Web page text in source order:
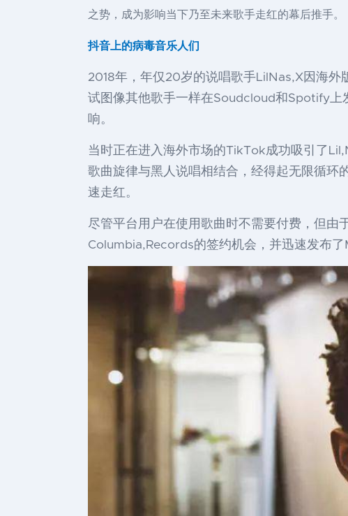
之势，成为影响当下乃至未来歌手走红的幕后推手。
抖音上的病毒音乐人们
2018年，年仅20岁的说唱歌手LilNas,X因海
试图像其他歌手一样在Soudcloud和Spotify上
响。
当时正在进入海外市场的TikTok成功吸引了
歌曲旋律与黑人说唱相结合，经得起无限循环
速走红。
尽管平台用户在使用歌曲时不需要付费，但由
Columbia,Records的签约机会，并迅速发布